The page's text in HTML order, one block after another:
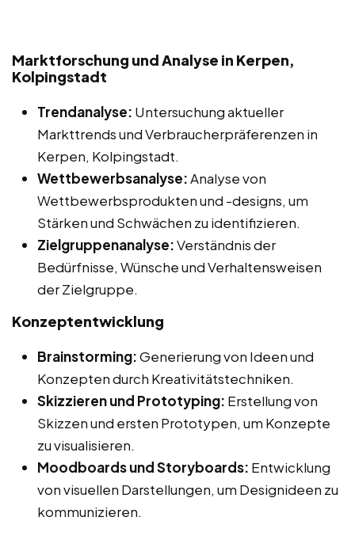
Marktforschung und Analyse in Kerpen,
Kolpingstadt
Trendanalyse: Untersuchung aktueller
Markttrends und Verbraucherpräferenzen in
Kerpen, Kolpingstadt.
Wettbewerbsanalyse:Analyse von
Wettbewerbsprodukten und -designs, um
Stärken und Schwächen zu identifizieren.
Zielgruppenanalyse:Verständnis der
Bedürfnisse, Wünsche und Verhaltensweisen
der Zielgruppe.
Konzeptentwicklung
Brainstorming:Generierung von Ideen und
Konzepten durch Kreativitätstechniken.
Skizzieren und Prototyping: Erstellung von
Skizzen und ersten Prototypen, um Konzepte
zu visualisieren.
Moodboards und Storyboards: Entwicklung
von visuellen Darstellungen, um Designideen zu
kommunizieren.